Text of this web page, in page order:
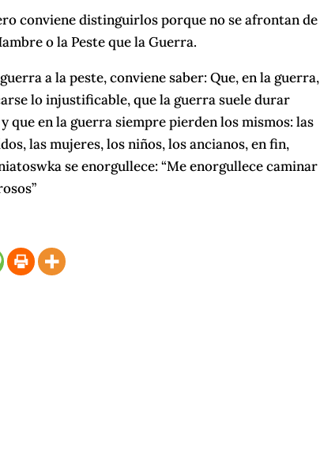
conviene distinguirlos porque no se afrontan de
o la Peste que la Guerra.
a la peste, conviene saber: Que, en la guerra,
lo injustificable, que la guerra suele durar
que en la guerra siempre pierden los mismos: las
las mujeres, los niños, los ancianos, en fin,
se enorgullece: “Me enorgullece caminar